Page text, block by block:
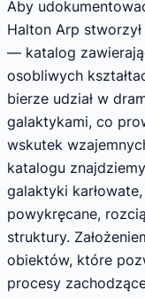
Aby
Halton Arp
— katalog
osobliwych
bierze udział w
galaktykami, co
wskutek
katalogu
galaktyki
powykręcane,
struktury.
obiektów, które
procesy